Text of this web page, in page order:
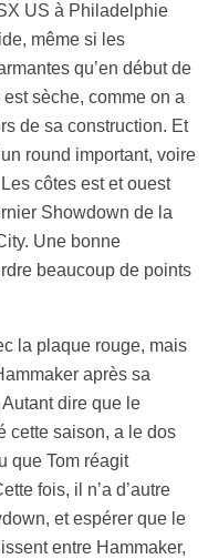
US à Philadelphie
même si les
qu’en début de
sèche, comme on a
de sa construction. Et
round important, voire
côtes est et ouest
Showdown de la
Une bonne
beaucoup de points
la plaque rouge, mais
après sa
dire que le
cette saison, a le dos
que Tom réagit
fois, il n’a d’autre
et espérer que le
entre Hammaker,